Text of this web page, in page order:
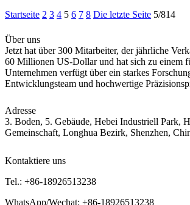
Startseite 2 3 4 5 6 7 8 Die letzte Seite 5/814
Über uns
Jetzt hat über 300 Mitarbeiter, der jährliche
60 Millionen US-Dollar und hat sich zu einem
Unternehmen verfügt über ein starkes
Entwicklungsteam und hochwertige
Adresse
3. Boden, 5. Gebäude, Hebei Industriell Park,
Gemeinschaft, Longhua Bezirk, Shenzhen,
Kontaktiere uns
Tel.: +86-18926513238
WhatsApp/Wechat: +86-18926513238